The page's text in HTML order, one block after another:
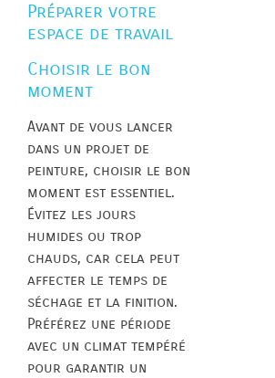
Préparer votre
espace de travail
Choisir le bon
moment
Avant de vous lancer
dans un projet de
peinture, choisir le bon
moment est essentiel.
Évitez les jours
humides ou trop
chauds, car cela peut
affecter le temps de
séchage et la finition.
Préférez une période
avec un climat tempéré
pour garantir un